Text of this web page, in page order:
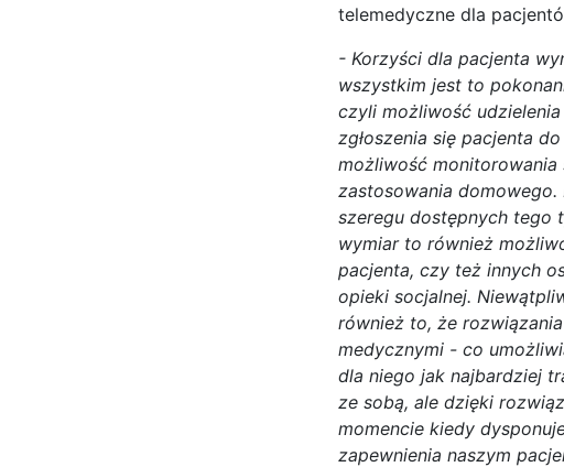
telemedyczne dla
- Korzyści dla pacjenta
wszystkim jest to
czyli możliwość
zgłoszenia się pacjenta
możliwość
zastosowania
szeregu dostępnych tego
wymiar to również
pacjenta, czy też innych
opieki socjalnej.
również to, że
medycznymi - co
dla niego jak najbardziej
ze sobą, ale dzięki
momencie kiedy
zapewnienia naszym